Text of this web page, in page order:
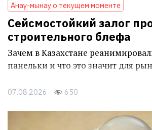
Анау-мынау о текущем моменте
Сейсмостойкий залог
строительного блефа
Зачем в Казахстане
панельки и что это значит для
07.08.2026 650